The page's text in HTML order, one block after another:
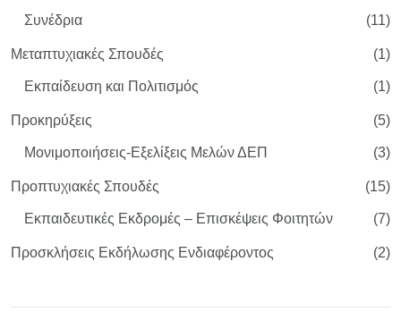
Συνέδρια (11)
Μεταπτυχιακές Σπουδές (1)
Εκπαίδευση και Πολιτισμός (1)
Προκηρύξεις (5)
Μονιμοποιήσεις-Εξελίξεις Μελών ΔΕΠ (3)
Προπτυχιακές Σπουδές (15)
Εκπαιδευτικές Εκδρομές – Επισκέψεις Φοιτητών (7)
Προσκλήσεις Εκδήλωσης Ενδιαφέροντος (2)